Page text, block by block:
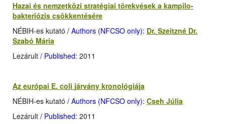
Hazai és nemzetközi stratégiai törekvések a kampilo­
bakteriózis csökkentésére
NÉBIH-es kutató / Authors (NFCSO only): Dr. Szeitzné Dr.
Szabó Mária
Lezárult / Published: 2011
Az európai E. coli járvány kronológiája
NÉBIH-es kutató / Authors (NFCSO only): Cseh Júlia
Lezárult / Published: 2011